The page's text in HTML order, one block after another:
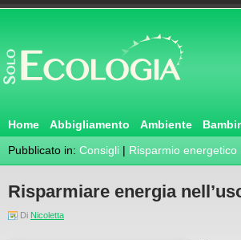
Home Abbigliamento Ambiente
Pubblicato in: Consigli | Risparmio energetico
Risparmiare energia
Di Nicoletta